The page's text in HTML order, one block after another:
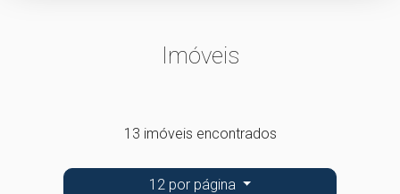
Imóveis
13 imóveis encontrados
12 por página